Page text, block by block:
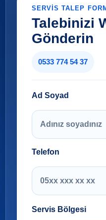
SERVIS TALEP
Talebinizi
Gönderin
0533 774 54 37
Ad Soyad
Telefon
Servis Bölgesi